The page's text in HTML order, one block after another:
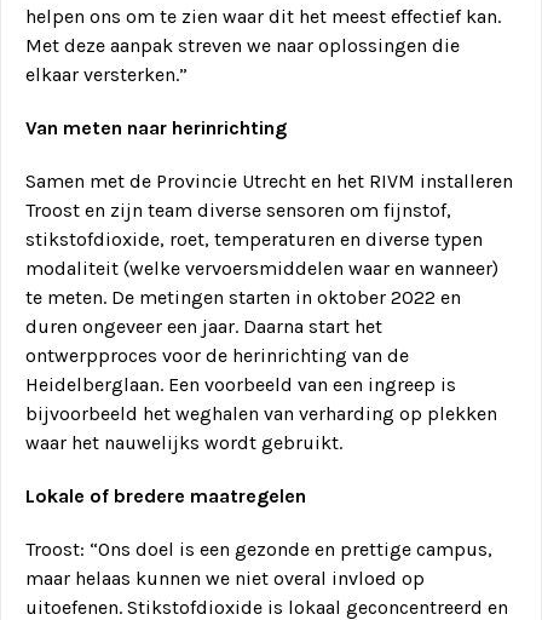
helpen ons om te zien waar dit het meest effectief kan.
Met deze aanpak streven we naar oplossingen die
elkaar versterken.”
Van meten naar herinrichting
Samen met de Provincie Utrecht en het RIVM installeren
Troost en zijn team diverse sensoren om fijnstof,
stikstofdioxide, roet, temperaturen en diverse typen
modaliteit (welke vervoersmiddelen waar en wanneer)
te meten. De metingen starten in oktober 2022 en
duren ongeveer een jaar. Daarna start het
ontwerpproces voor de herinrichting van de
Heidelberglaan. Een voorbeeld van een ingreep is
bijvoorbeeld het weghalen van verharding op plekken
waar het nauwelijks wordt gebruikt.
Lokale of bredere maatregelen
Troost: “Ons doel is een gezonde en prettige campus,
maar helaas kunnen we niet overal invloed op
uitoefenen. Stikstofdioxide is lokaal geconcentreerd en